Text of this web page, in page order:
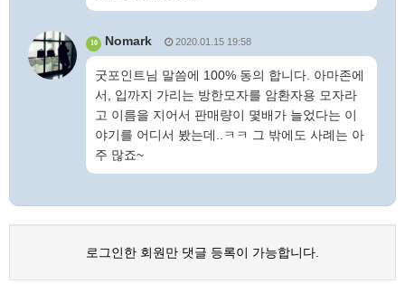
10 Nomark 2020.01.15 19:58
굿포인트님 말씀에 100% 동의 합니다. 아마존에
서, 입까지 가리는 방한모자를 암환자용 모자라
고 이름을 지어서 판매량이 몇배가 늘었다는 이
야기를 어디서 봤는데..ㅋㅋ 그 밖에도 사례는 아
주 많죠~
로그인한 회원만 댓글 등록이 가능합니다.